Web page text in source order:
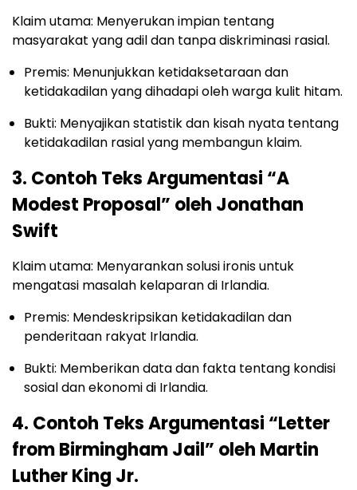
Klaim utama: Menyerukan impian tentang
masyarakat yang adil dan tanpa diskriminasi rasial.
Premis: Menunjukkan ketidaksetaraan dan
ketidakadilan yang dihadapi oleh warga kulit hitam.
Bukti: Menyajikan statistik dan kisah nyata tentang
ketidakadilan rasial yang membangun klaim.
3. Contoh Teks Argumentasi “A
Modest Proposal” oleh Jonathan
Swift
Klaim utama: Menyarankan solusi ironis untuk
mengatasi masalah kelaparan di Irlandia.
Premis: Mendeskripsikan ketidakadilan dan
penderitaan rakyat Irlandia.
Bukti: Memberikan data dan fakta tentang kondisi
sosial dan ekonomi di Irlandia.
4. Contoh Teks Argumentasi “Letter
from Birmingham Jail” oleh Martin
Luther King Jr.